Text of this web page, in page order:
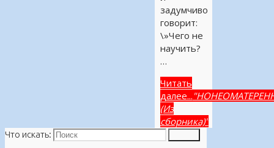
задумчиво
говорит:
\»Чего не
научить?
…
Читать
далее...
(Из
сборника)"
Что искать: